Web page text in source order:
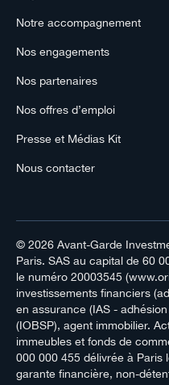
Notre accompagnement
Nos engagements
Nos partenaires
Nos offres d’emploi
Presse et Médias Kit
Nous contacter
© 2026 Avant-Garde
Paris. SAS au capital de 60
le numéro 20003545
investissements financiers
en assurance (IAS -
(IOBSP), agent immobilier.
immeubles et fonds de
000 000 455 délivrée à Paris
garante financière, non-